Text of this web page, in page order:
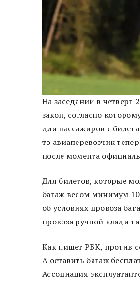
На заседании в четверг
закон, согласно
для пассажиров с
то авиаперевозчик
после момента
Для билетов, которые
багаж весом минимум
об условиях провоза
провоза ручной клади
Как пишет РБК, против
А оставить багаж
Ассоциация